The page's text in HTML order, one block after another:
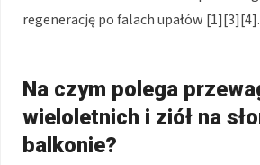
regenerację po falach upałów [1][3][4].
Na czym polega
wieloletnich i ziół na
balkonie?